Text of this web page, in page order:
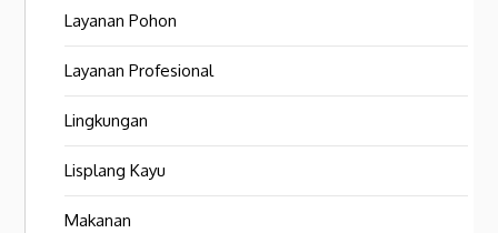
Layanan Pohon
Layanan Profesional
Lingkungan
Lisplang Kayu
Makanan